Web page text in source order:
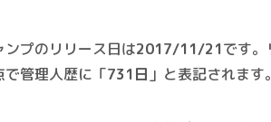
プのリリース日は2017/11/21です
で管理人歴に「731日 」と表記されます。